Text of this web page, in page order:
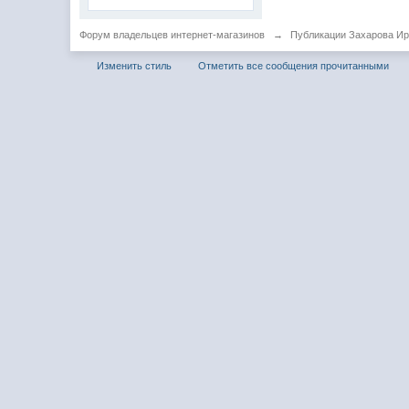
Форум владельцев интернет-магазинов → Публикации Захарова
Изменить стиль Отметить все сообщения прочитанными